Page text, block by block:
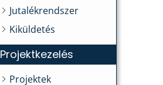
Jutalékrendszer
Kiküldetés
Projektkezelés
Projektek